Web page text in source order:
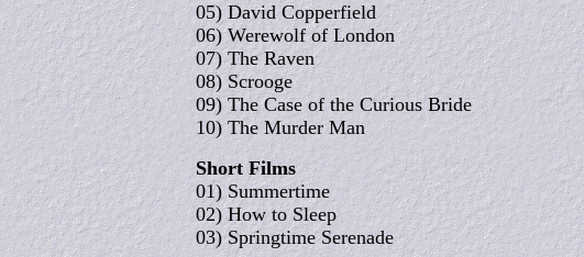
05) David Copperfield
06) Werewolf of London
07) The Raven
08) Scrooge
09) The Case of the Curious Bride
10) The Murder Man
Short Films
01) Summertime
02) How to Sleep
03) Springtime Serenade